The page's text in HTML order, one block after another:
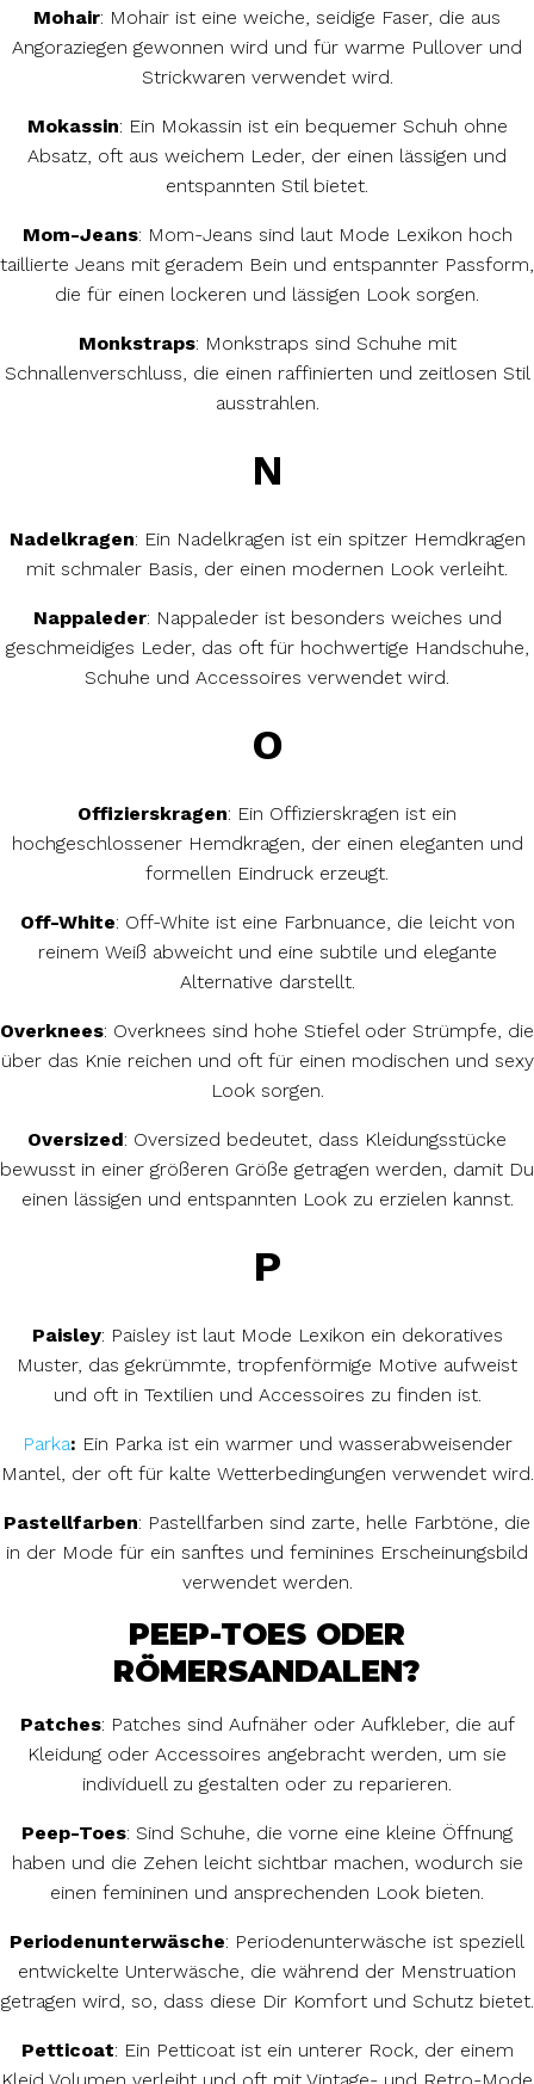
Mohair: Mohair ist eine weiche, seidige Faser, die aus
Angoraziegen gewonnen wird und für warme Pullover und
Strickwaren verwendet wird.
Mokassin: Ein Mokassin ist ein bequemer Schuh ohne
Absatz, oft aus weichem Leder, der einen lässigen und
entspannten Stil bietet.
Mom-Jeans: Mom-Jeans sind laut Mode Lexikon hoch
taillierte Jeans mit geradem Bein und entspannter Passform,
die für einen lockeren und lässigen Look sorgen.
Monkstraps: Monkstraps sind Schuhe mit
Schnallenverschluss, die einen raffinierten und zeitlosen Stil
ausstrahlen.
N
Nadelkragen: Ein Nadelkragen ist ein spitzer Hemdkragen
mit schmaler Basis, der einen modernen Look verleiht.
Nappaleder: Nappaleder ist besonders weiches und
geschmeidiges Leder, das oft für hochwertige Handschuhe,
Schuhe und Accessoires verwendet wird.
O
Offizierskragen: Ein Offizierskragen ist ein
hochgeschlossener Hemdkragen, der einen eleganten und
formellen Eindruck erzeugt.
Off-White: Off-White ist eine Farbnuance, die leicht von
reinem Weiß abweicht und eine subtile und elegante
Alternative darstellt.
Overknees: Overknees sind hohe Stiefel oder Strümpfe, die
über das Knie reichen und oft für einen modischen und sexy
Look sorgen.
Oversized: Oversized bedeutet, dass Kleidungsstücke
bewusst in einer größeren Größe getragen werden, damit Du
einen lässigen und entspannten Look zu erzielen kannst.
P
Paisley: Paisley ist laut Mode Lexikon ein dekoratives
Muster, das gekrümmte, tropfenförmige Motive aufweist
und oft in Textilien und Accessoires zu finden ist.
Parka: Ein Parka ist ein warmer und wasserabweisender
Mantel, der oft für kalte Wetterbedingungen verwendet wird.
Pastellfarben: Pastellfarben sind zarte, helle Farbtöne, die
in der Mode für ein sanftes und feminines Erscheinungsbild
verwendet werden.
PEEP-TOES ODER
RÖMERSANDALEN?
Patches: Patches sind Aufnäher oder Aufkleber, die auf
Kleidung oder Accessoires angebracht werden, um sie
individuell zu gestalten oder zu reparieren.
Peep-Toes: Sind Schuhe, die vorne eine kleine Öffnung
haben und die Zehen leicht sichtbar machen, wodurch sie
einen femininen und ansprechenden Look bieten.
Periodenunterwäsche: Periodenunterwäsche ist speziell
entwickelte Unterwäsche, die während der Menstruation
getragen wird, so, dass diese Dir Komfort und Schutz bietet.
Petticoat: Ein Petticoat ist ein unterer Rock, der einem